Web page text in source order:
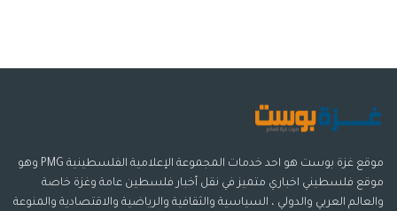
موقع غزة بوست هو احد خدمات المجموعة الإعلامية الفلسطينية PMG وهو
موقع فلسطيني اخباري متميز في نقل أخبار فلسطين عامة وغزة خاصة
والعالم العربي والدولي ، السياسية والثقافية والرياضية والاقتصادية والمنوعة